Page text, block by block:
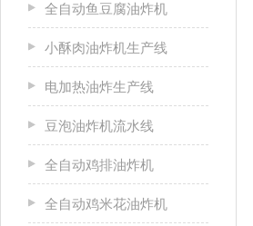
全自动鱼豆腐油炸机
小酥肉油炸机生产线
电加热油炸生产线
豆泡油炸机流水线
全自动鸡排油炸机
全自动鸡米花油炸机